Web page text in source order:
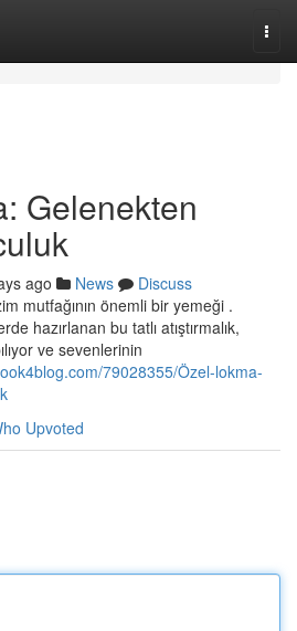
Gelenekten
ago News
Discuss
mutfağının önemli bir yemeği .
hazırlanan bu tatlı atıştırmalık,
ve sevenlerinin
79028355/Özel-lokma-
Upvoted